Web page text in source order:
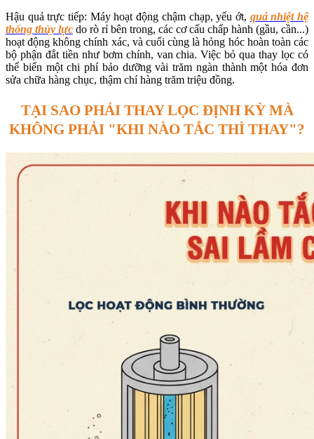
Hậu quả trực tiếp: Máy hoạt động chậm chạp, yếu ớt, quá nhiệt hệ
thống thủy lực do rò rỉ bên trong, các cơ cấu chấp hành (gầu, cần...)
hoạt động không chính xác, và cuối cùng là hỏng hóc hoàn toàn các
bộ phận đắt tiền như bơm chính, van chia. Việc bỏ qua thay lọc có
thể biến một chi phí bảo dưỡng vài trăm ngàn thành một hóa đơn
sửa chữa hàng chục, thậm chí hàng trăm triệu đồng.
TẠI SAO PHẢI THAY LỌC ĐỊNH KỲ MÀ
KHÔNG PHẢI "KHI NÀO TẮC THÌ THAY"?